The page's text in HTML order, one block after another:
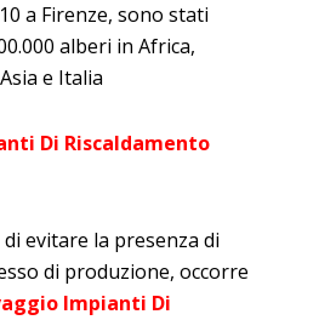
a Firenze, sono stati
alberi in Africa,
e Italia
Di Riscaldamento
evitare la presenza di
di produzione, occorre
Impianti Di